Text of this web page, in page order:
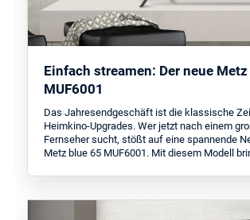
Einfach streamen: Der neue
MUF6001
Das Jahresendgeschäft ist die klassische
Heimkino-Upgrades. Wer jetzt nach einem
Fernseher sucht, stößt auf eine spannende
Metz blue 65 MUF6001. Mit diesem Modell